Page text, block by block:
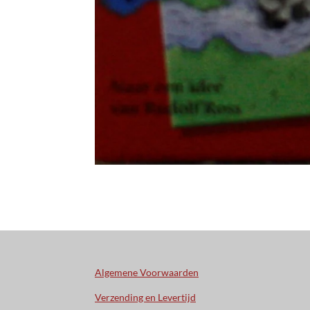
Algemene Voorwaarden
Verzending en Levertijd